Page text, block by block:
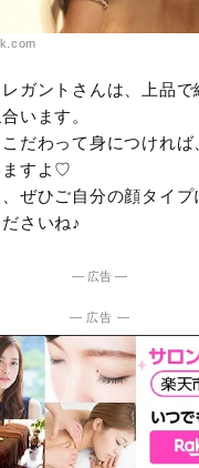
ガントさんは、上品
います。
だわって身につければ
ますよ♡
ぜひご自分の顔タイプ
さいね♪
― 広告 ―
― 広告 ―